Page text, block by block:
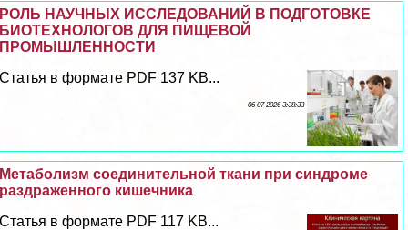
РОЛЬ НАУЧНЫХ ИССЛЕДОВАНИЙ В ПОДГОТОВКЕ
БИОТЕХНОЛОГОВ ДЛЯ ПИЩЕВОЙ
ПРОМЫШЛЕННОСТИ
Статья в формате PDF 137 KB...
06 07 2026 3:38:33
Метаболизм соединительной ткани при синдроме
раздраженного кишечника
Статья в формате PDF 117 KB...